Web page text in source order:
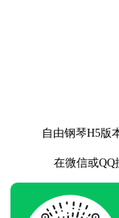
自由钢琴H5版
在微信或QQ